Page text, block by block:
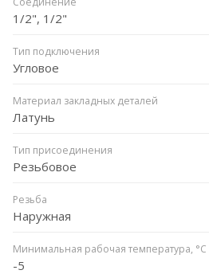
1/2", 1/2"
Тип подключения
Угловое
Материал закладных деталей
Латунь
Тип присоединения
Резьбовое
Резьба
Наружная
Минимальная рабочая температура, °C
-5